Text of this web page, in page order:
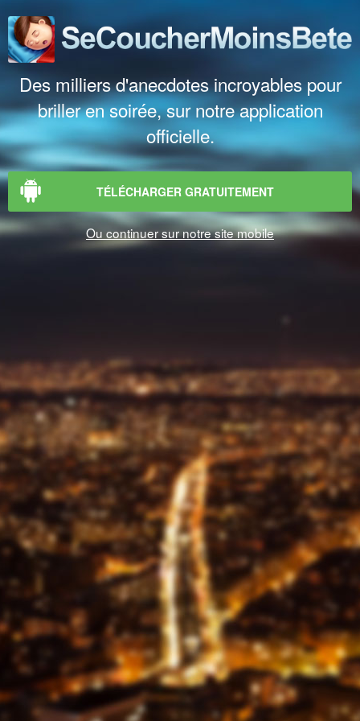
Des milliers d'anecdotes incroyables pour
briller en soirée, sur notre application
officielle.
TÉLÉCHARGER GRATUITEMENT
Ou continuer sur notre site mobile